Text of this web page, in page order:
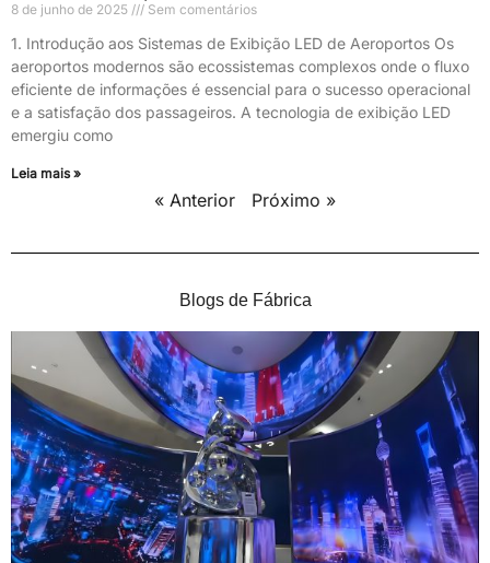
8 de junho de 2025 Sem comentários
1. Introdução aos Sistemas de Exibição LED de Aeroportos Os
aeroportos modernos são ecossistemas complexos onde o fluxo
eficiente de informações é essencial para o sucesso operacional
e a satisfação dos passageiros. A tecnologia de exibição LED
emergiu como
Leia mais »
« Anterior Próximo »
Blogs de Fábrica